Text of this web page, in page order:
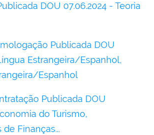
DOU 07.06.2024 - Teoria
Publicada DOU
Estrangeira/Espanhol,
Espanhol
Publicada DOU
do Turismo,
Finanças...